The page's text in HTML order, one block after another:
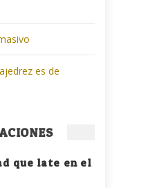
es de
que late en el